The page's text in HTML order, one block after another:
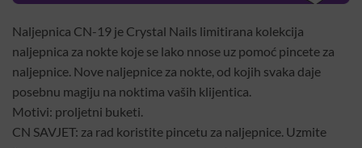
Naljepnica CN-19 je Crystal Nails limitirana kolekcija
naljepnica za nokte koje se lako nnose uz pomoć pincete za
naljepnice. Nove naljepnice za nokte, od kojih svaka daje
posebnu magiju na noktima vaših klijentica.
Motivi: proljetni buketi.
CN SAVJET: za rad koristite pincetu za naljepnice. Uzmite